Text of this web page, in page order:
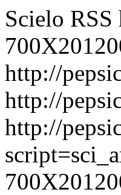
Scielo RSS
http://
http://
http://